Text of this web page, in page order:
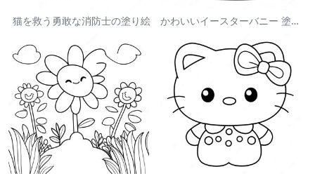
猫を救う勇敢な消防士の塗り絵 かわいいイースターバニー 塗り絵